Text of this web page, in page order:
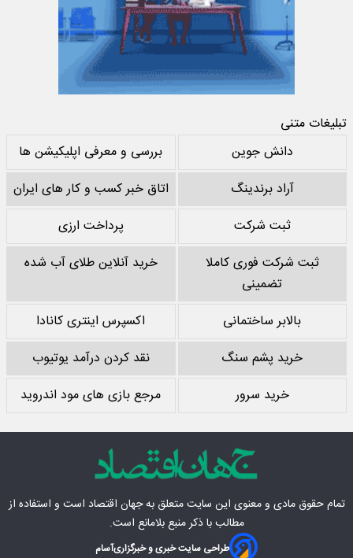
تبلیغات متنی
دانش جوین
بررسی و معرفی اپلیکیشن ها
آراد برندینگ
اتاق خبر کسب و کار های ایران
ثبت شرکت
پرداخت ارزی
ثبت شرکت فوری کاملا
تضمینی
خرید آنلاین طلای آب شده
بالابر ساختمانی
اکسپرس اینتری کانادا
خرید پشم سنگ
نقد کردن درآمد یوتیوب
خرید سرور
مرجع بازی های مود اندروید
تمام حقوق مادی‌ و معنوی این سایت متعلق بهجهان اقتصاد است و استفاده از
مطالب با ذکر منبع بلامانع است.
طراحی سایت خبری و خبرگزاریآسام